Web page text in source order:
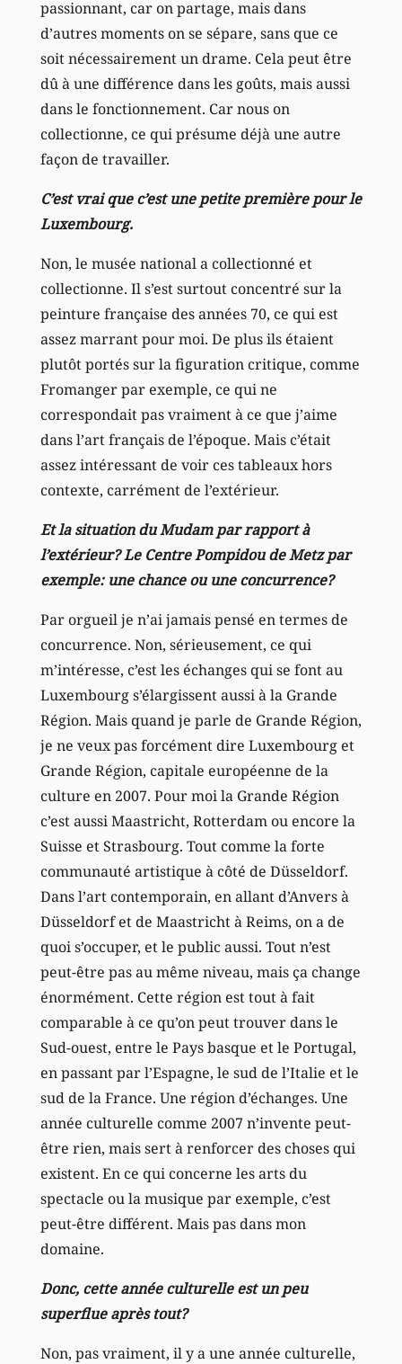
passionnant, car on partage, mais dans
d’autres moments on se sépare, sans que ce
soit nécessairement un drame. Cela peut être
dû à une différence dans les goûts, mais aussi
dans le fonctionnement. Car nous on
collectionne, ce qui présume déjà une autre
façon de travailler.
C’est vrai que c’est une petite première pour le
Luxembourg.
Non, le musée national a collectionné et
collectionne. Il s’est surtout concentré sur la
peinture française des années 70, ce qui est
assez marrant pour moi. De plus ils étaient
plutôt portés sur la figuration critique, comme
Fromanger par exemple, ce qui ne
correspondait pas vraiment à ce que j’aime
dans l’art français de l’époque. Mais c’était
assez intéressant de voir ces tableaux hors
contexte, carrément de l’extérieur.
Et la situation du Mudam par rapport à
l’extérieur? Le Centre Pompidou de Metz par
exemple: une chance ou une concurrence?
Par orgueil je n’ai jamais pensé en termes de
concurrence. Non, sérieusement, ce qui
m’intéresse, c’est les échanges qui se font au
Luxembourg s’élargissent aussi à la Grande
Région. Mais quand je parle de Grande Région,
je ne veux pas forcément dire Luxembourg et
Grande Région, capitale européenne de la
culture en 2007. Pour moi la Grande Région
c’est aussi Maastricht, Rotterdam ou encore la
Suisse et Strasbourg. Tout comme la forte
communauté artistique à côté de Düsseldorf.
Dans l’art contemporain, en allant d’Anvers à
Düsseldorf et de Maastricht à Reims, on a de
quoi s’occuper, et le public aussi. Tout n’est
peut-être pas au même niveau, mais ça change
énormément. Cette région est tout à fait
comparable à ce qu’on peut trouver dans le
Sud-ouest, entre le Pays basque et le Portugal,
en passant par l’Espagne, le sud de l’Italie et le
sud de la France. Une région d’échanges. Une
année culturelle comme 2007 n’invente peut-
être rien, mais sert à renforcer des choses qui
existent. En ce qui concerne les arts du
spectacle ou la musique par exemple, c’est
peut-être différent. Mais pas dans mon
domaine.
Donc, cette année culturelle est un peu
superflue après tout?
Non, pas vraiment, il y a une année culturelle,